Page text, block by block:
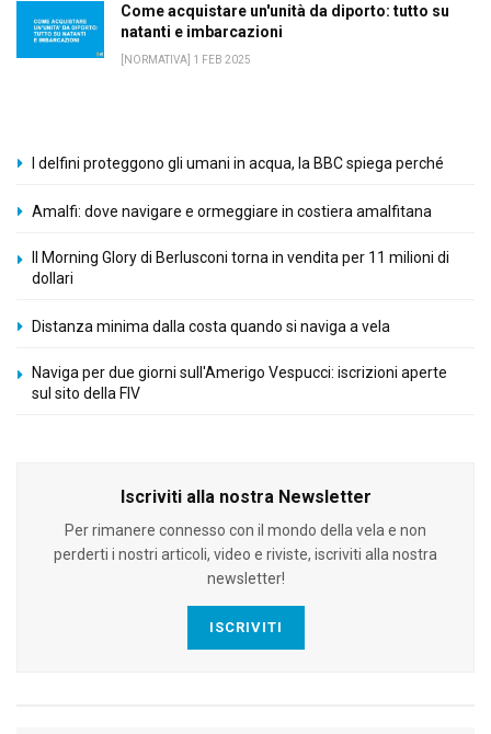
Come acquistare un'unità da diporto: tutto su
natanti e imbarcazioni
[NORMATIVA] 1 FEB 2025
I delfini proteggono gli umani in acqua, la BBC spiega perché
Amalfi: dove navigare e ormeggiare in costiera amalfitana
Il Morning Glory di Berlusconi torna in vendita per 11 milioni di
dollari
Distanza minima dalla costa quando si naviga a vela
Naviga per due giorni sull'Amerigo Vespucci: iscrizioni aperte
sul sito della FIV
Iscriviti alla nostra Newsletter
Per rimanere connesso con il mondo della vela e non
perderti i nostri articoli, video e riviste, iscriviti alla nostra
newsletter!
ISCRIVITI